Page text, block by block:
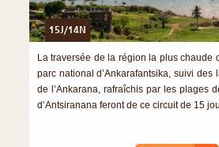
15J/14N
La traversée de la région la plus chaude
parc national d’Ankarafantsika, suivi des
de l’Ankarana, rafraîchis par les plages
d’Antsiranana feront de ce circuit de 15